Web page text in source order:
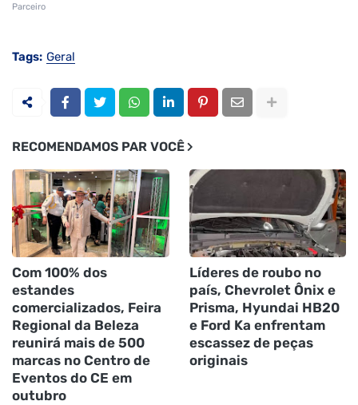
Parceiro
Tags: Geral
RECOMENDAMOS PAR VOCÊ
Com 100% dos
estandes
comercializados, Feira
Regional da Beleza
reunirá mais de 500
marcas no Centro de
Eventos do CE em
outubro
Líderes de roubo no
país, Chevrolet Ônix e
Prisma, Hyundai HB20
e Ford Ka enfrentam
escassez de peças
originais